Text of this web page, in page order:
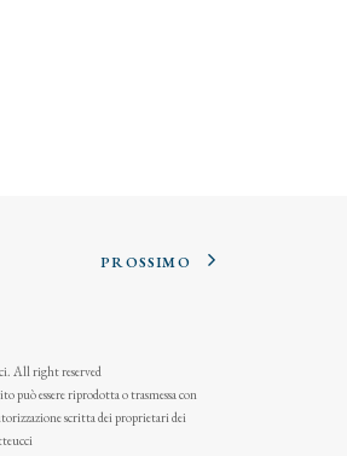
PROSSIMO
All right reserved
può essere riprodotta o trasmessa con
scritta dei proprietari dei